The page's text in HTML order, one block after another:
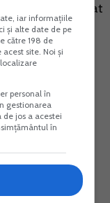
“Referat
a veniturilor
din oficiu a
vedere ca
urgenta se
la art.78
iar informațiile
și alte date de pe
către 198 de
site. Noi și
personal în
gestionarea
jos a acestei
în